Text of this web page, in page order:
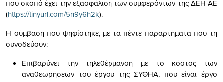
που σκοπό έχει την εξασφάλιση των συμφερόντων της ΔΕΗ ΑΕ
(https://tinyurl.com/5n9y6h2k).
Η σύμβαση που ψηφίστηκε, με τα πέντε παραρτήματα που τη
συνοδεύουν:
Επιβαρύνει την τηλεθέρμανση με το κόστος των
αναθεωρήσεων του έργου της ΣΥΘΗΑ, που είναι έργο